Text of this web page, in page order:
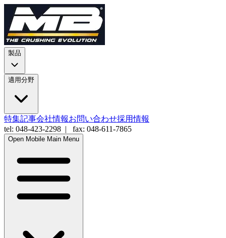
製品
適用分野
特集記事会社情報お問い合わせ採用情報
tel: 048-423-2298 | fax: 048-611-7865
Open Mobile Main Menu